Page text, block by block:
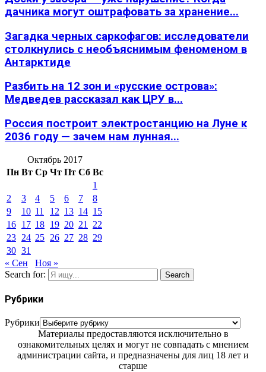
дачника могут оштрафовать за хранение...
Загадка черных саркофагов: исследователи
столкнулись с необъяснимым феноменом в
Антарктиде
Разбить на 12 зон и «русские острова»:
Медведев рассказал как ЦРУ в...
Россия построит электростанцию на Луне к
2036 году — зачем нам лунная...
Октябрь 2017
Пн Вт Ср Чт Пт Сб Вс
1
2
3 4 5 6 7
8
9
10 11 12 13 14 15
16 17 18 19 20 21
22
23 24 25 26 27 28 29
30 31
« Сен
Ноя »
Search for:
Search
Рубрики
Рубрики
Материалы предоставляются исключительно в
ознакомительных целях и могут не совпадать с мнением
администрации сайта, и предназначены для лиц 18 лет и
старше